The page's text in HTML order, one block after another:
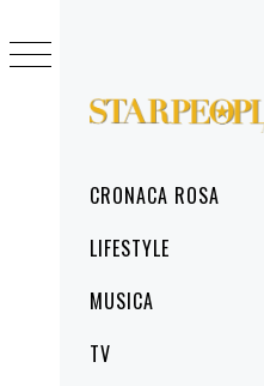
MenuCRONACA ROSA
LIFESTYLE
MUSICA
TV
to
content